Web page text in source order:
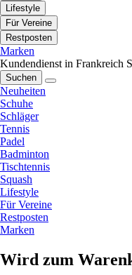
Lifestyle
Für Vereine
Restposten
Marken
Kundendienst in Frankreich
Suchen
Neuheiten
Schuhe
Schläger
Tennis
Padel
Badminton
Tischtennis
Squash
Lifestyle
Für Vereine
Restposten
Marken
Wird zum